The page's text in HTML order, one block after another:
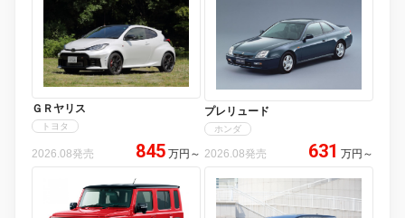
ＧＲヤリス
トヨタ
2026.08発売 845 万円 ～
プレリュード
ホンダ
2026.08発売 631 万円 ～